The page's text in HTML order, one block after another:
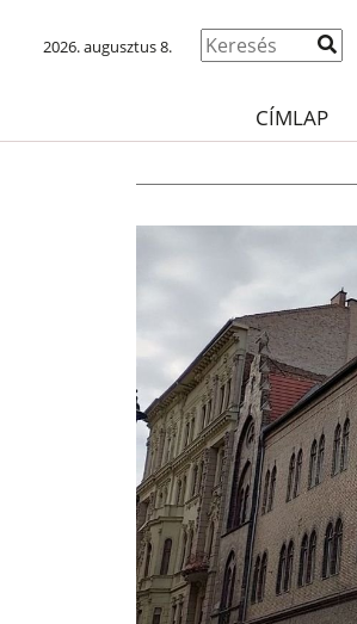
2026. augusztus 8.
CÍMLAP